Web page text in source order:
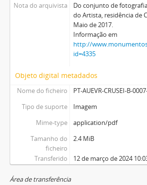
Nota do arquivista
Do conjunto de
do Artista, residência de
Maio de 2017.
Informação em
http://
id=4335
Objeto digital metadados
Nome do ficheiro
PT-AUEVR-CRUSEI-B-
Tipo de suporte
Imagem
Mime-type
application/pdf
Tamanho do
ficheiro
2.4 MiB
Transferido 12 de março de 2024
Área de transferência